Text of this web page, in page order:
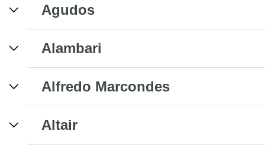
Agudos
Alambari
Alfredo Marcondes
Altair